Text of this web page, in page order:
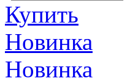
Купить
Новинка
Новинка